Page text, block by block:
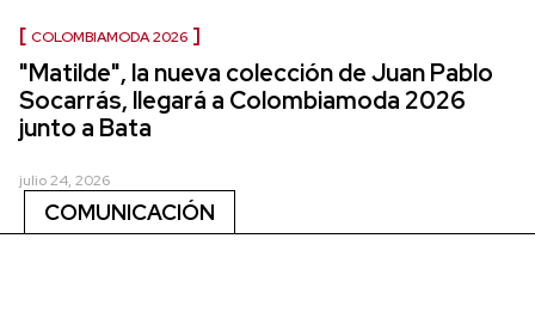
COLOMBIAMODA 2026
"Matilde", la nueva colección de Juan Pablo
Socarrás, llegará a Colombiamoda 2026
junto a Bata
julio 24, 2026
COMUNICACIÓN